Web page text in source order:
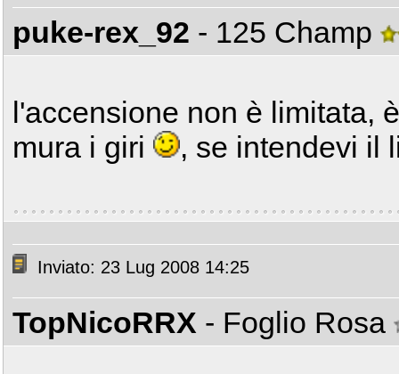
puke-rex_92 - 125 Champ
l'accensione non è limitata,
mura i giri
, se intendevi il
Inviato: 23 Lug 2008 14:25
TopNicoRRX - Foglio Rosa